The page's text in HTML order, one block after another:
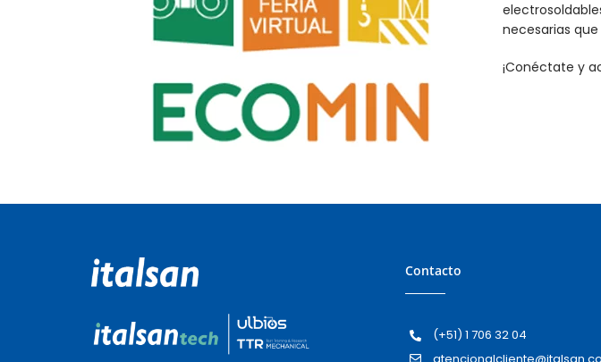
necesarias
¡Conéctate y
Contacto
(+51) 1 706 32 04